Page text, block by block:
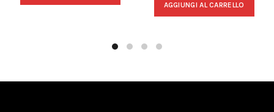
AGGIUNGI AL CARRELLO